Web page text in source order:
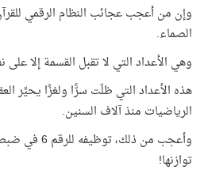
وإن من أعجب عجائب النظام الرقمي
الصماء.
وهي الأعداد التي لا تقبل القسمة إلا على
هذه الأعداد التي ظلّت سرًّا ولغزًا يحيِّر
الرياضيات منذ آلاف السنين.
وأعجب من
توازنها!